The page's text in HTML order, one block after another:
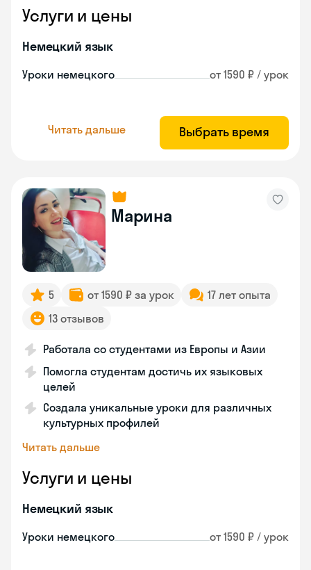
Услуги и цены
Немецкий язык
Уроки немецкого от 1590 ₽ / урок
Читать дальше Выбрать время
Марина
5 от 1590 ₽ за урок
17 лет опыта
13 отзывов
Работала со студентами из Европы и Азии
Помогла студентам достичь их языковых
целей
Создала уникальные уроки для различных
культурных профилей
Читать дальше
Услуги и цены
Немецкий язык
Уроки немецкого от 1590 ₽ / урок